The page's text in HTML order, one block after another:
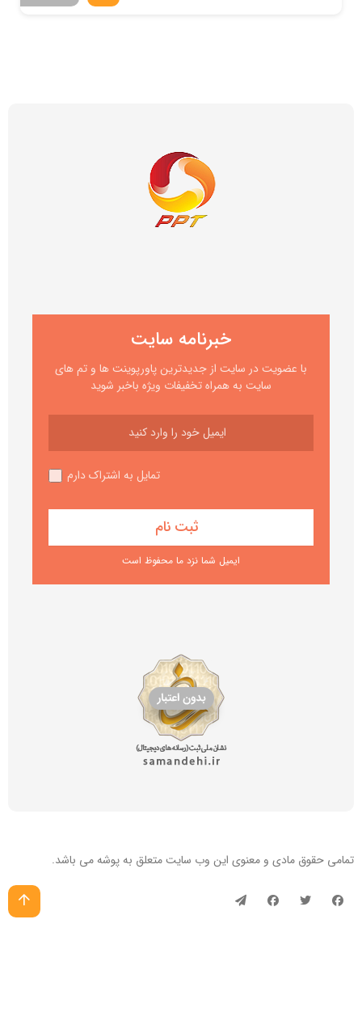
خبرنامه سایت
با عضویت در سایت از جدیدترین پاورپوینت ها و تم های
سایت به همراه تخفیفات ویژه باخبر شوید
تمایل به اشتراک دارم
ایمیل شما نزد ما محفوظ است
تمامی حقوق مادی و معنوی این وب سایتمتعلق به پوشه می باشد.